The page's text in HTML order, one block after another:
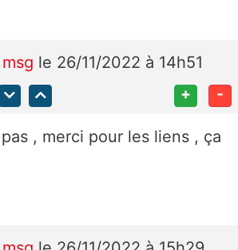
msg le 26/11/2022 à 14h51
+ -
, merci pour les liens , ça